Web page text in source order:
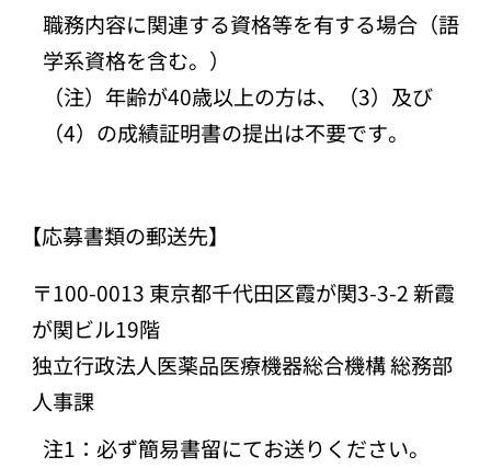
職務内容に関連する資格等を有する場合（語
学系資格を含む。）
（注）年齢が40歳以上の方は、（3）及び
（4）の成績証明書の提出は不要です。
【応募書類の郵送先】
〒100-0013 東京都千代田区霞が関3-3-2 新霞
が関ビル19階
独立行政法人医薬品医療機器総合機構 総務部
人事課
注1：必ず簡易書留にてお送りください。